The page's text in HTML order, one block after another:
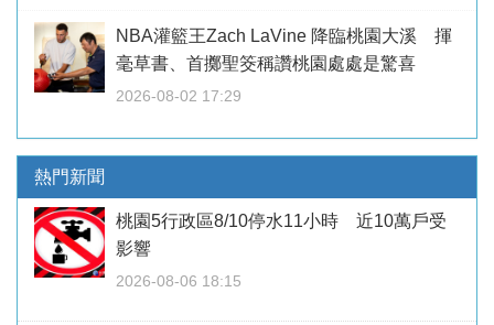
NBA灌籃王Zach LaVine 降臨桃園大溪 揮
毫草書、首擲聖筊稱讚桃園處處是驚喜
2026-08-02 17:29
熱門新聞
桃園5行政區8/10停水11小時 近10萬戶受
影響
2026-08-06 18:15